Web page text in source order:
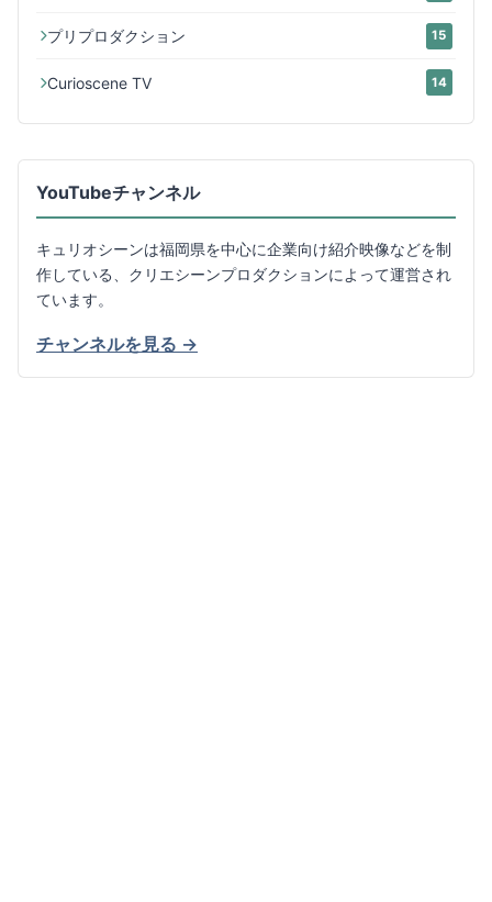
プリプロダクション 15
Curioscene TV 14
YouTubeチャンネル
キュリオシーンは福岡県を中心に企業向け紹介映像などを制
作している、クリエシーンプロダクションによって運営され
ています。
チャンネルを見る →